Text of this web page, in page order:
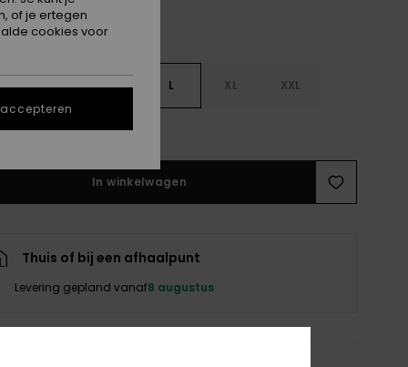
S M L XL XXL
maattabel
In winkelwagen
Thuis of bij een afhaalpunt
Levering gepland vanaf8 augustus
of je ertegen
cookies voor